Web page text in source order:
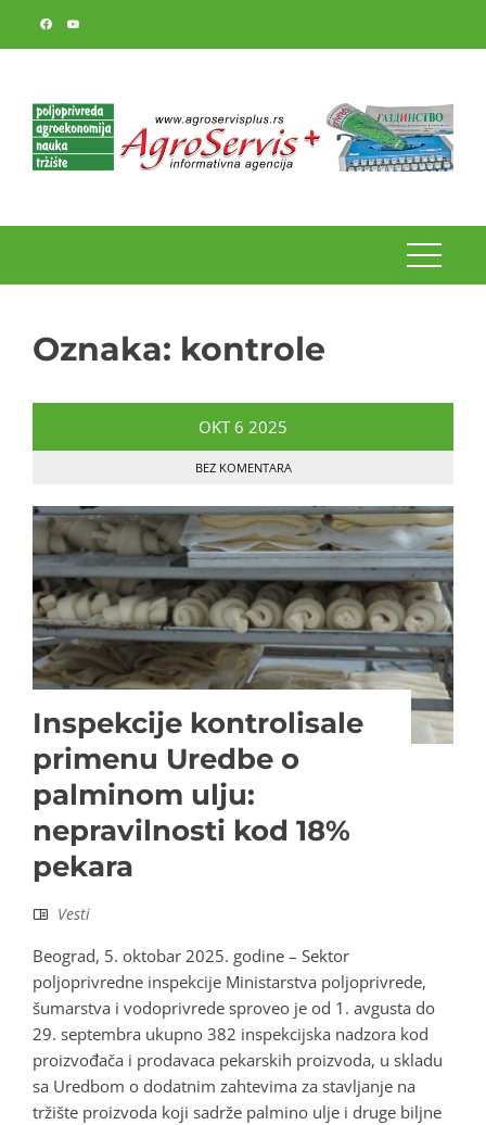
Oznaka: kontrole
OKT 6 2025
BEZ KOMENTARA
Inspekcije kontrolisale
primenu Uredbe o
palminom ulju:
nepravilnosti kod 18%
pekara
Vesti
Beograd, 5. oktobar 2025. godine – Sektor
poljoprivredne inspekcije Ministarstva poljoprivrede,
šumarstva i vodoprivrede sproveo je od 1. avgusta do
29. septembra ukupno 382 inspekcijska nadzora kod
proizvođača i prodavaca pekarskih proizvoda, u skladu
sa Uredbom o dodatnim zahtevima za stavljanje na
tržište proizvoda koji sadrže palmino ulje i druge biljne